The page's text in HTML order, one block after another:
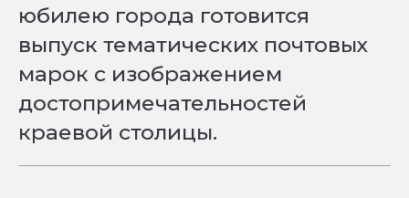
юбилею города готовится
выпуск тематических почтовых
марок с изображением
достопримечательностей
краевой столицы.